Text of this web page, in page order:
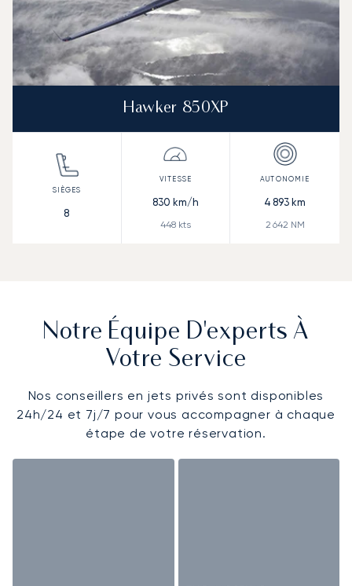
Hawker 850XP
8
830 km/h
448kts
4 893 km
2 642 NM
Notre Équipe D'experts À
Votre Service
Nos conseillers en jets privés sont disponibles
24h/24 et 7j/7 pour vous accompagner à chaque
étape de votre réservation.